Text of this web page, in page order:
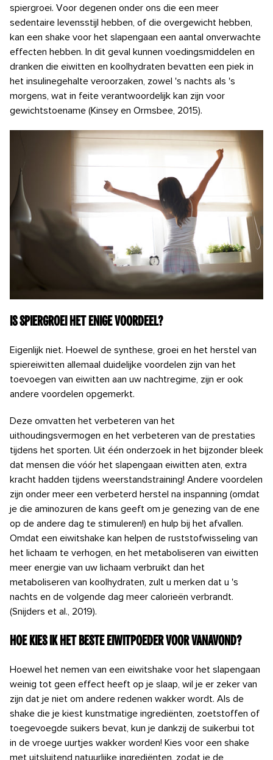
spiergroei. Voor degenen onder ons die een meer
sedentaire levensstijl hebben, of die overgewicht hebben,
kan een shake voor het slapengaan een aantal onverwachte
effecten hebben. In dit geval kunnen voedingsmiddelen en
dranken die eiwitten en koolhydraten bevatten een piek in
het insulinegehalte veroorzaken, zowel 's nachts als 's
morgens, wat in feite verantwoordelijk kan zijn voor
gewichtstoename (Kinsey en Ormsbee, 2015).
Is spiergroei het enige voordeel?
Eigenlijk niet. Hoewel de synthese, groei en het herstel van
spiereiwitten allemaal duidelijke voordelen zijn van het
toevoegen van eiwitten aan uw nachtregime, zijn er ook
andere voordelen opgemerkt.
Deze omvatten het verbeteren van het
uithoudingsvermogen en het verbeteren van de prestaties
tijdens het sporten. Uit één onderzoek in het bijzonder bleek
dat mensen die vóór het slapengaan eiwitten aten, extra
kracht hadden tijdens weerstandstraining! Andere voordelen
zijn onder meer een verbeterd herstel na inspanning (omdat
je die aminozuren de kans geeft om je genezing van de ene
op de andere dag te stimuleren!) en hulp bij het afvallen.
Omdat een eiwitshake kan helpen de ruststofwisseling van
het lichaam te verhogen, en het metaboliseren van eiwitten
meer energie van uw lichaam verbruikt dan het
metaboliseren van koolhydraten, zult u merken dat u 's
nachts en de volgende dag meer calorieën verbrandt.
(Snijders et al., 2019).
Hoe kies ik het beste eiwitpoeder voor vanavond?
Hoewel het nemen van een eiwitshake voor het slapengaan
weinig tot geen effect heeft op je slaap, wil je er zeker van
zijn dat je niet om andere redenen wakker wordt. Als de
shake die je kiest kunstmatige ingrediënten, zoetstoffen of
toegevoegde suikers bevat, kun je dankzij de suikerbui tot
in de vroege uurtjes wakker worden! Kies voor een shake
met uitsluitend natuurlijke ingrediënten, zodat je de